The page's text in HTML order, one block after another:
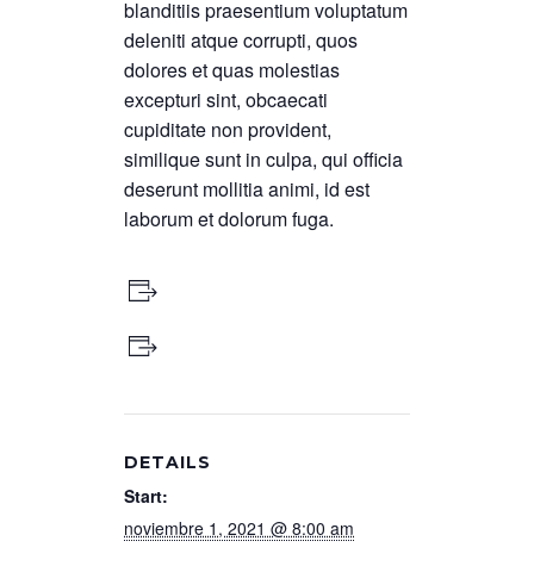
blanditiis praesentium voluptatum
deleniti atque corrupti, quos
dolores et quas molestias
excepturi sint, obcaecati
cupiditate non provident,
similique sunt in culpa, qui officia
deserunt mollitia animi, id est
laborum et dolorum fuga.
DETAILS
Start:
noviembre 1, 2021 @ 8:00 am